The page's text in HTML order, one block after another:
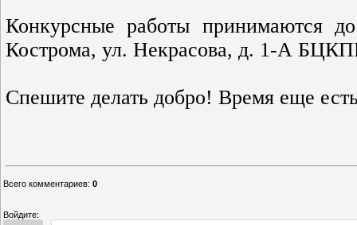
Конкурсные работы принимаются
Кострома, ул. Некрасова, д. 1-А
Спешите делать добро! Время еще
Всего комментариев: 0
Войдите: